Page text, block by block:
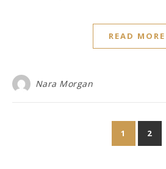
READ MORE
Nara Morgan
1 2